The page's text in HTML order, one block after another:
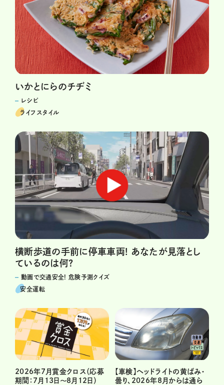
いかとにらのチヂミ
レシピ
ライフスタイル
横断歩道の手前に停車車両! あなたが見落とし
ているのは何?
動画で交通安全! 危険予測クイズ
安全運転
2026年7月賞金クロス（応募
期間：7月13日～8月12日）
【車検】ヘッドライトの黄ばみ・
曇り、2026年8月からは通ら